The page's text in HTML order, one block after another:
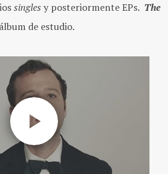
singles y posteriormente EPs. The
de estudio.